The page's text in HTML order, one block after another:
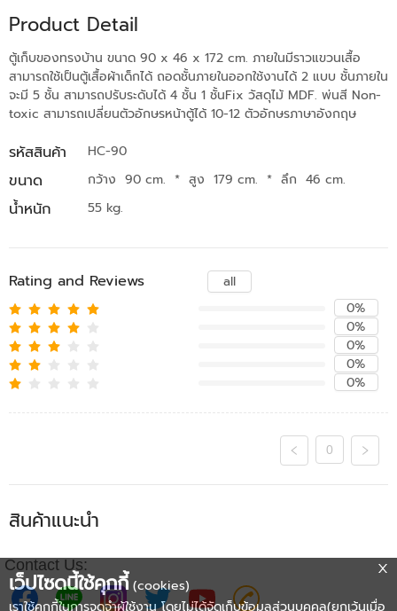
Product Detail
ตู้เก็บของทรงบ้าน ขนาด 90 x 46 x 172 cm. ภายในมีราวแขวนเสื้อ
สามารถใช้เป็นตู้เสื้อผ้าเด็กได้ ถอดชั้นภายในออกใช้งานได้ 2 แบบ ชั้นภายใน
จะมี 5 ชั้น สามารถปรับระดับได้ 4 ชั้น 1 ชั้นFix วัสดุไม้ MDF. พ่นสี Non-
toxic สามารถเปลี่ยนตัวอักษรหน้าตู้ได้ 10-12 ตัวอักษรภาษาอังกฤษ
รหัสสินค้า HC-90
ขนาด กว้าง 90 cm. * สูง 179 cm. * ลึก 46 cm.
น้ำหนัก 55 kg.
Rating and Reviews
all
0%
0%
0%
0%
0%
0
สินค้าแนะนำ
Contact Us:
เว็ปไซดนี้ใช้คุกกี้ (cookies)
เราใช้คุกกี้ในการจดจำผู้ใช้งาน โดยไม่ได้จัดเก็บข้อมูลส่วนบุคคล(ยกเว้นเมื่อ